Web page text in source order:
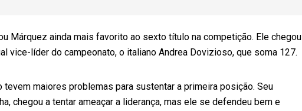
Márquez ainda mais favorito ao sexto título na competição. Ele chegou
vice-líder do campeonato, o italiano Andrea Dovizioso, que soma 127.
tevem maiores problemas para sustentar a primeira posição. Seu
chegou a tentar ameaçar a liderança, mas ele se defendeu bem e